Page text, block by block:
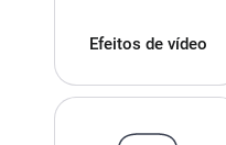
Efeitos de vídeo